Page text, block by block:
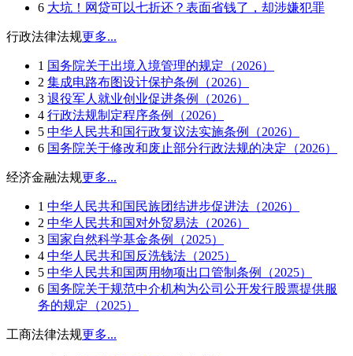
6 大坑！网贷可以七折还？表面省钱了，却涉嫌犯罪
行政法律法规更多...
1 国务院关于出境入境管理的规定（2026）
2 集成电路布图设计保护条例（2026）
3 退役军人就业创业促进条例（2026）
4 行政法规制定程序条例（2026）
5 中华人民共和国行政复议法实施条例（2026）
6 国务院关于修改和废止部分行政法规的决定（2026）
经济金融法规更多...
1 中华人民共和国民族团结进步促进法（2026）
2 中华人民共和国对外贸易法（2026）
3 国家自然科学基金条例（2025）
4 中华人民共和国反洗钱法（2025）
5 中华人民共和国两用物项出口管制条例（2025）
6 国务院关于规范中介机构为公司公开发行股票提供服
务的规定（2025）
工商法律法规更多...